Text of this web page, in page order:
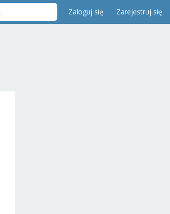
Zaloguj się Zarejestruj się